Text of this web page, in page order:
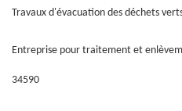
Travaux d'évacuation des déchets
Entreprise pour traitement et
34590